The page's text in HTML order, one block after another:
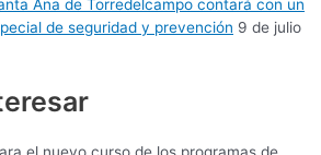
Ana de Torredelcampo contará con un
de seguridad y prevención 9 de julio